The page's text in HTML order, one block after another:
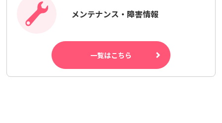
メンテナンス・障害情報
一覧はこちら